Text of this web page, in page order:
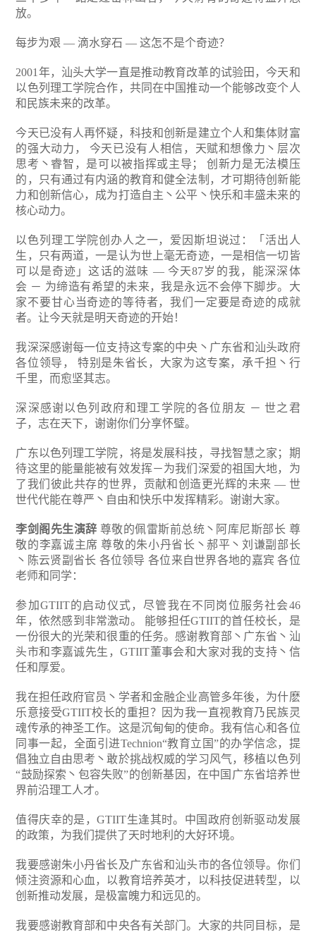
放。
每步为艰 — 滴水穿石 — 这怎不是个奇迹？
2001年，汕头大学一直是推动教育改革的试验田，今天和
以色列理工学院合作，共同在中国推动一个能够改变个人
和民族未来的改革。
今天已没有人再怀疑，科技和创新是建立个人和集体财富
的强大动力，
今天已没有人相信，天赋和想像力丶层次
思考丶睿智，是可以被指挥或主导；
创新力是无法模压
的，只有通过有内涵的教育和健全法制，才可期待创新能
力和创新信心，成为打造自主丶公平丶快乐和丰盛未来的
核心动力。
以色列理工学院创办人之一，爱因斯坦说过：「活出人
生，只有两道，一是认为世上毫无奇迹，一是相信一切皆
可以是奇迹」这话的滋味 — 今天87岁的我，能深深体
会 － 为缔造有希望的未来，我是永远不会停下脚步。大
家不要甘心当奇迹的等待者，我们一定要是奇迹的成就
者。让今天就是明天奇迹的开始！
我深深感谢每一位支持这专案的中央丶广东省和汕头政府
各位领导， 特别是朱省长，大家为这专案，承千担丶行
千里，而愈坚其志。
深深感谢以色列政府和理工学院的各位朋友 － 世之君
子，志在天下，谢谢你们分享怀璧。
广东以色列理工学院，将是发展科技，寻找智慧之家；期
待这里的能量能被有效发挥－为我们深爱的祖国大地，为
了我们彼此共存的世界，贡献和创造更光辉的未来 — 世
世代代能在尊严丶自由和快乐中发挥精彩。谢谢大家。
李剑阁先生演辞 尊敬的佩雷斯前总统丶阿库尼斯部长 尊
敬的李嘉诚主席 尊敬的朱小丹省长丶郝平丶刘谦副部长
丶陈云贤副省长 各位领导 各位来自世界各地的嘉宾 各位
老师和同学：
参加GTIIT的启动仪式，尽管我在不同岗位服务社会46
年，依然感到非常激动。 能够担任GTIIT的首任校长，是
一份很大的光荣和很重的任务。感谢教育部丶广东省丶汕
头市和李嘉诚先生，GTIIT董事会和大家对我的支持丶信
任和厚爱。
我在担任政府官员丶学者和金融企业高管多年後，为什麽
乐意接受GTIIT校长的重担？因为我一直视教育乃民族灵
魂传承的神圣工作。这是沉甸甸的使命。我有信心和各位
同事一起，全面引进Technion“教育立国”的办学信念，提
倡独立自由思考丶敢於挑战权威的学习风气，移植以色列
“鼓励探索丶包容失败”的创新基因，在中国广东省培养世
界前沿理工人才。
值得庆幸的是，GTIIT生逢其时。中国政府创新驱动发展
的政策，为我们提供了天时地利的大好环境。
我要感谢朱小丹省长及广东省和汕头市的各位领导。你们
倾注资源和心血，以教育培养英才，以科技促进转型，以
创新推动发展，是极富魄力和远见的。
我要感谢教育部和中央各有关部门。大家的共同目标，是